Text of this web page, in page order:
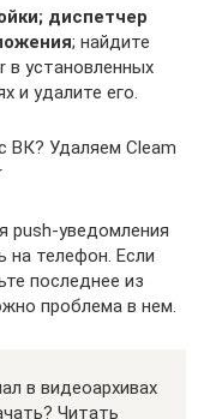
диспетчер
; найдите
в установленных
и удалите его.
ВК? Удаляем Cleam
push-уведомления
на телефон. Если
последнее из
проблема в нем.
в видеоархивах
Читать